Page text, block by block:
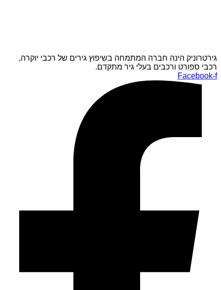
גירטרוניק הינה חברה המתמחה בשיפוץ גירים של רכבי יוקרה,
רכבי ספורט ורכבים בעלי גיר מתקדם.
Facebook-f